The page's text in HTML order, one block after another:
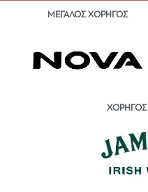
ΜΕΓΑΛΟΣ ΧΟΡΗΓΟΣ